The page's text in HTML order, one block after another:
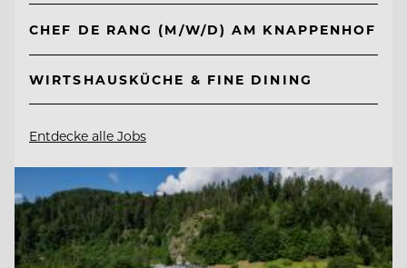
CHEF DE RANG (M/W/D) AM KNAPPENHOF
WIRTSHAUSKÜCHE & FINE DINING
Entdecke alle Jobs